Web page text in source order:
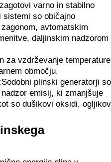
varno in stabilno
sistemi so običajno
avtomatskim
daljinskim nadzorom
za vzdrževanje temperature
območju.
Sodobni plinski generatorji so
emisij, ki zmanjšuje
so dušikovi oksidi, ogljikov